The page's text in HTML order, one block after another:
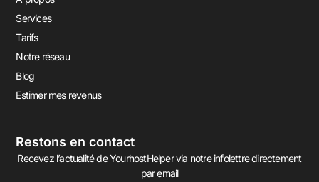
Services
Tarifs
Notre réseau
Blog
Estimer mes revenus
Restons en contact
Recevez l’actualité de YourhostHelper via notre infolettre directement
par email